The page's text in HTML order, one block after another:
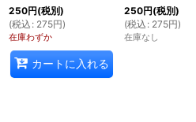
250円(税別)
(税込 : 275円)
在庫わずか
カートに入れる
250円(税別)
(税込 : 275円)
在庫なし